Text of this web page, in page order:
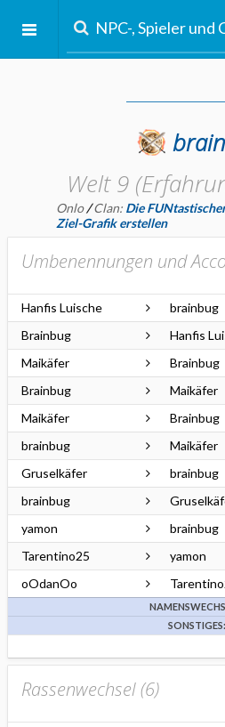
Welt 9
Onlo/Clan: Die
Ziel-Grafik erstellen
Umbenennungen und
Hanfis Luische brainbug
Brainbug
Hanfis
Maikäfer
Brainbug
Brainbug
Maikäfer
Maikäfer
Brainbug
brainbug
Maikäfer
Gruselkäfer
brainbug
brainbug
yamon
brainbug
Tarentino25
yamon
oOdanOo
Rassenwechsel (6)